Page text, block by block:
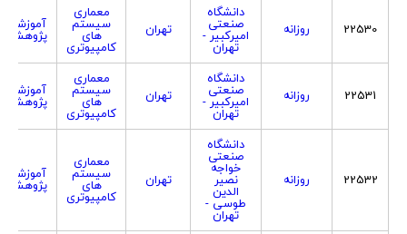
22530 روزانه
دانشگاه
صنعتی
امیرکبیر -
تهران
تهران
معماری
سیستم
های
کامپیوتری
آموزشی
پژوهشی
22531 روزانه
دانشگاه
صنعتی
امیرکبیر -
تهران
تهران
معماری
سیستم
های
کامپیوتری
آموزشی
پژوهشی
22532 روزانه
دانشگاه
صنعتی
خواجه
نصیر
الدین
طوسی -
تهران
تهران
معماری
سیستم
های
کامپیوتری
آموزشی
پژوهشی